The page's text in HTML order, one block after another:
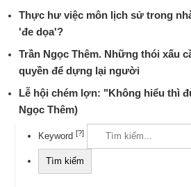
Thực hư việc môn lịch sử trong
'đe dọa'?
Trần Ngọc Thêm. Những thói xấu
quyền để dựng lại người
Lễ hội chém lợn: "Không hiểu thì
Ngọc Thêm)
Keyword [?]